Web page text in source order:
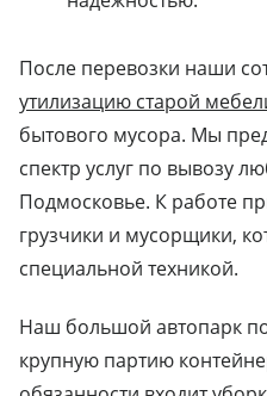
После перевозки наши
утилизацию старой
бытового мусора. Мы
спектр услуг по вывозу
Подмосковье. К работе
грузчики и мусорщики,
специальной техникой.
Наш большой автопарк
крупную партию